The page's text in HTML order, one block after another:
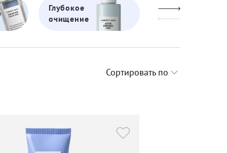
Глубокое
очищение
Жирная
Сортировать по